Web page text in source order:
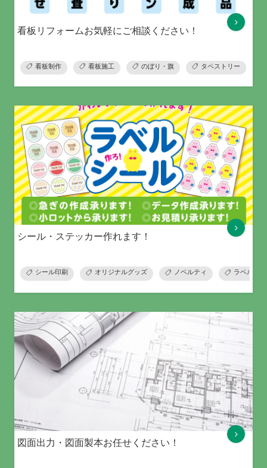
看板リフォームお気軽にご相談ください！
看板制作 看板施工 のぼり・旗 タペストリー
シール・ステッカー作れます！
シール印刷 オリジナルグッズ ノベルティ ラベル
図面出力・図面製本お任せください！